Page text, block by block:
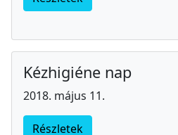
Kézhigiéne nap
2018. május 11.
Részletek